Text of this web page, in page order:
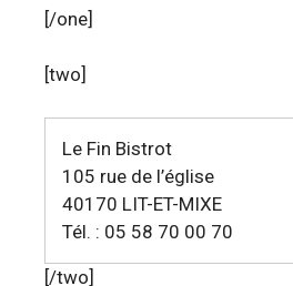
[/one]
[two]
Le Fin Bistrot
105 rue de l’église
40170 LIT-ET-MIXE
Tél. : 05 58 70 00 70
[/two]